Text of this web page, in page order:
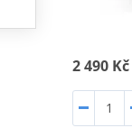
2 490 Kč